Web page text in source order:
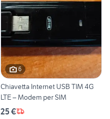
6
Chiavetta Internet USB TIM 4G
LTE – Modem per SIM
25 €